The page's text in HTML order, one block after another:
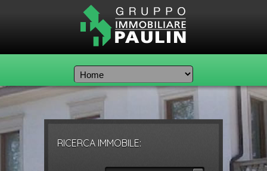
RICERCA IMMOBILE: